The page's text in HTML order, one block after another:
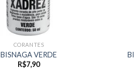
CORANTES
BISNAGA VERDE
R$7,90